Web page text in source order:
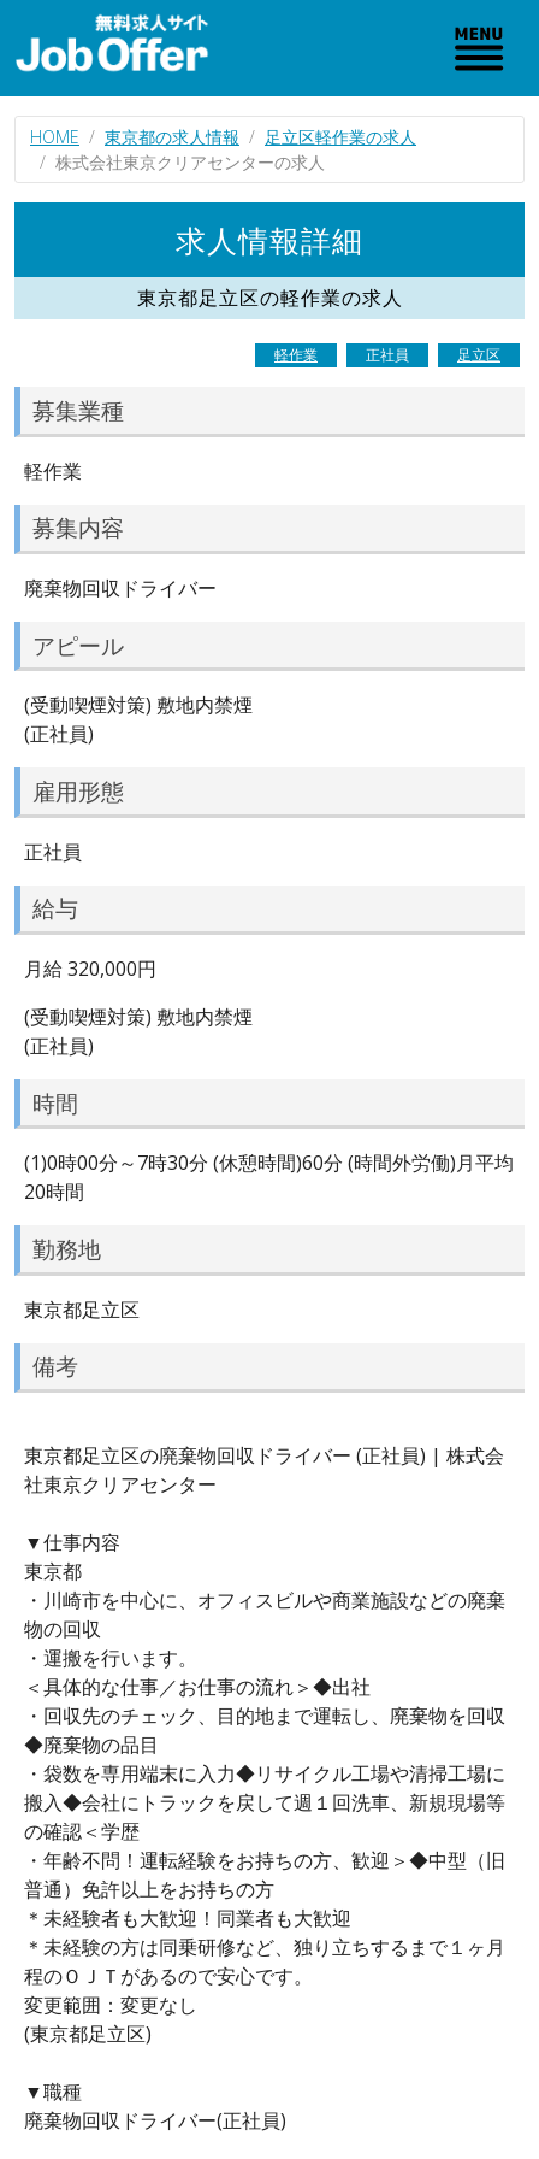
HOME 東京都の求人情報
足立区軽作業の求人
株式会社東京クリアセンターの求人
求人情報詳細
東京都足立区の軽作業の求人
軽作業 正社員 足立区
募集業種
軽作業
募集内容
廃棄物回収ドライバー
アピール
(受動喫煙対策) 敷地内禁煙
(正社員)
雇用形態
正社員
給与
月給 320,000円
(受動喫煙対策) 敷地内禁煙
(正社員)
時間
(1)0時00分～7時30分 (休憩時間)60分 (時間外労働)月平均
20時間
勤務地
東京都足立区
備考
東京都足立区の廃棄物回収ドライバー (正社員) | 株式会
社東京クリアセンター
▼仕事内容
東京都
・川崎市を中心に、オフィスビルや商業施設などの廃棄
物の回収
・運搬を行います。
＜具体的な仕事／お仕事の流れ＞◆出社
・回収先のチェック、目的地まで運転し、廃棄物を回収
◆廃棄物の品目
・袋数を専用端末に入力◆リサイクル工場や清掃工場に
搬入◆会社にトラックを戻して週１回洗車、新規現場等
の確認＜学歴
・年齢不問！運転経験をお持ちの方、歓迎＞◆中型（旧
普通）免許以上をお持ちの方
＊未経験者も大歓迎！同業者も大歓迎
＊未経験の方は同乗研修など、独り立ちするまで１ヶ月
程のＯＪＴがあるので安心です。
変更範囲：変更なし
(東京都足立区)
▼職種
廃棄物回収ドライバー(正社員)